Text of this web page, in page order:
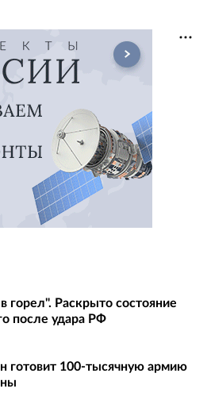
горел". Раскрыто состояние
после удара РФ
100-тысячную армию